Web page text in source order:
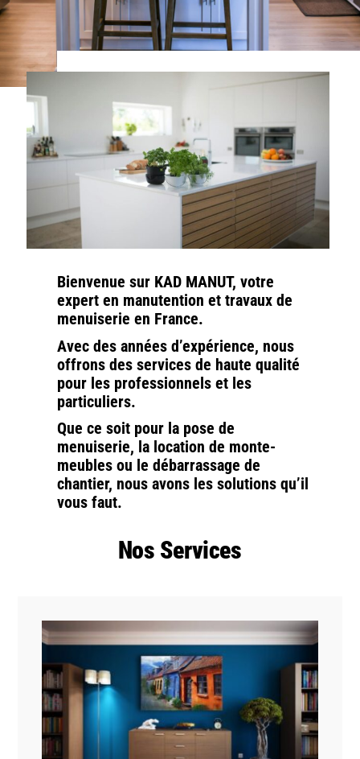
Bienvenue sur KAD MANUT, votre
expert en manutention et travaux de
menuiserie en France.
Avec des années d’expérience, nous
offrons des services de haute qualité
pour les professionnels et les
particuliers.
Que ce soit pour la pose de
menuiserie, la location de monte-
meubles ou le débarrassage de
chantier, nous avons les solutions qu’il
vous faut.
Nos Services